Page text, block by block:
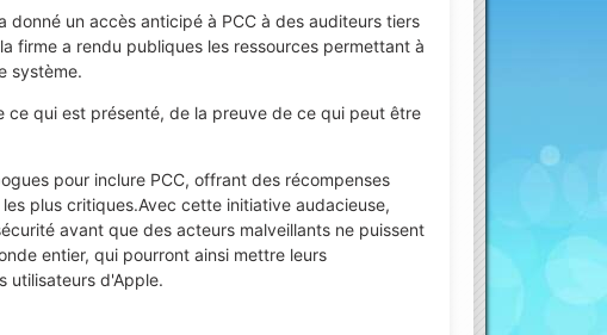
donné un accès anticipé à PCC à des auditeurs tiers
firme a rendu publiques les ressources permettant à
système.
qui est présenté, de la preuve de ce qui peut être
pour inclure PCC, offrant des récompenses
plus critiques.Avec cette initiative audacieuse,
avant que des acteurs malveillants ne puissent
entier, qui pourront ainsi mettre leurs
utilisateurs d'Apple.